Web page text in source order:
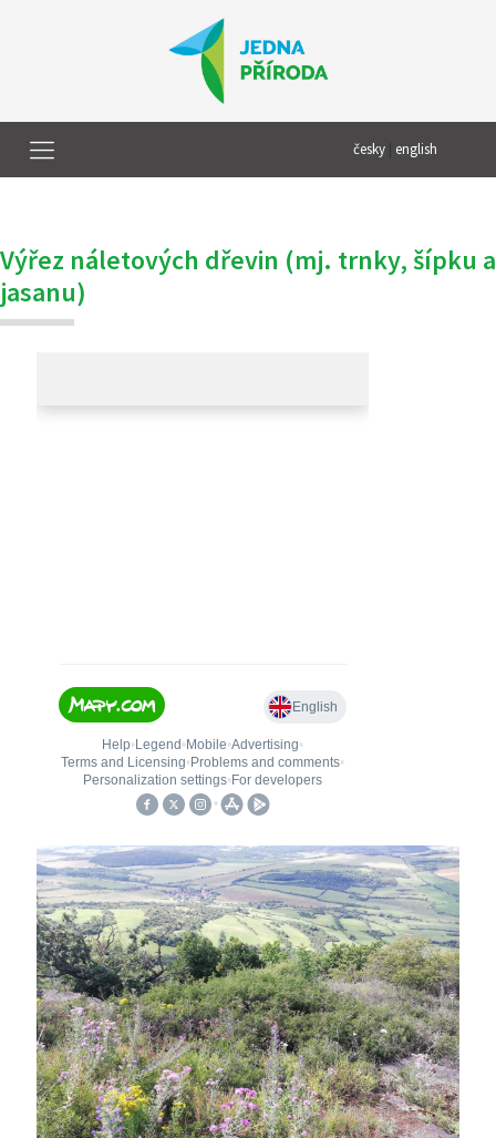
česky english
Výřez náletových dřevin (mj. trnky, šípku a
jasanu)